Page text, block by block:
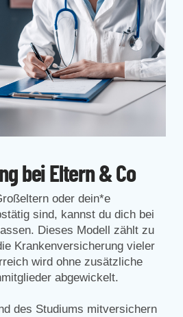
bei Eltern & Co
oder dein*e
sind, kannst du dich bei
Dieses Modell zählt zu
Krankenversicherung vieler
wird ohne zusätzliche
abgewickelt.
des Studiums mitversichern